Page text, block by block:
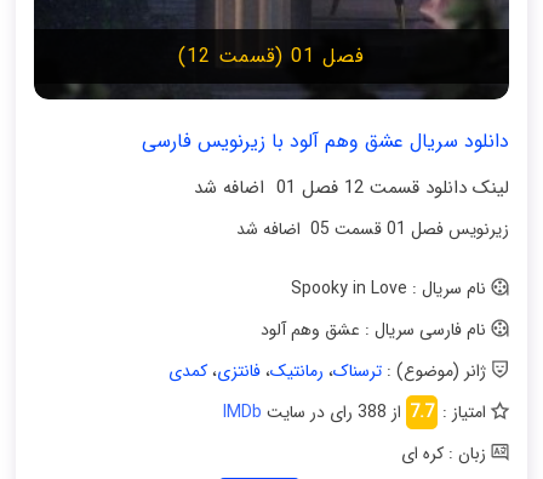
فصل 01 (قسمت 12)
دانلود سریال عشق وهم آلود با زیرنویس فارسی
لینک دانلود قسمت 12 فصل 01 اضافه شد
زیرنویس فصل 01 قسمت 05 اضافه شد
نام سریال : Spooky in Love
نام فارسی سریال : عشق وهم آلود
ژانر (موضوع) :ترسناک، رمانتیک،فانتزی،کمدی
امتیاز : 7.7 از 388 رای در سایت
IMDb
زبان : کره ای